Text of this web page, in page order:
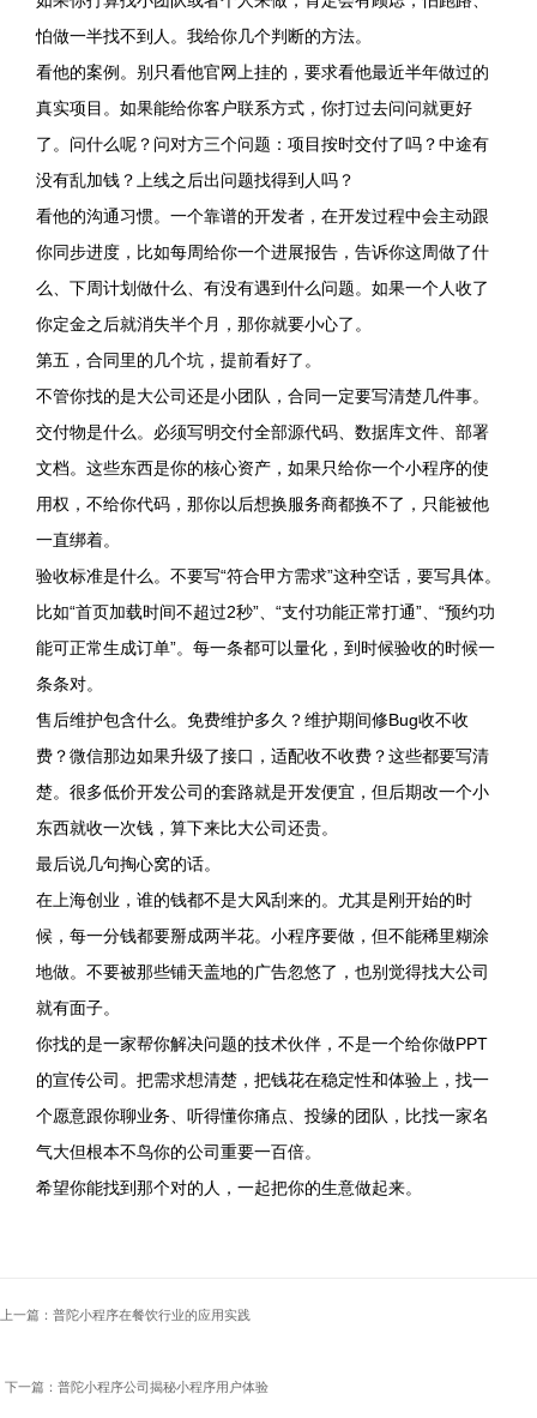
怕做一半找不到人。我给你几个判断的方法。
看他的案例。别只看他官网上挂的，要求看他最近半年做过的
真实项目。如果能给你客户联系方式，你打过去问问就更好
了。问什么呢？问对方三个问题：项目按时交付了吗？中途有
没有乱加钱？上线之后出问题找得到人吗？
看他的沟通习惯。一个靠谱的开发者，在开发过程中会主动跟
你同步进度，比如每周给你一个进展报告，告诉你这周做了什
么、下周计划做什么、有没有遇到什么问题。如果一个人收了
你定金之后就消失半个月，那你就要小心了。
第五，合同里的几个坑，提前看好了。
不管你找的是大公司还是小团队，合同一定要写清楚几件事。
交付物是什么。必须写明交付全部源代码、数据库文件、部署
文档。这些东西是你的核心资产，如果只给你一个小程序的使
用权，不给你代码，那你以后想换服务商都换不了，只能被他
一直绑着。
验收标准是什么。不要写“符合甲方需求”这种空话，要写具体。
比如“首页加载时间不超过2秒”、“支付功能正常打通”、“预约功
能可正常生成订单”。每一条都可以量化，到时候验收的时候一
条条对。
售后维护包含什么。免费维护多久？维护期间修Bug收不收
费？微信那边如果升级了接口，适配收不收费？这些都要写清
楚。很多低价开发公司的套路就是开发便宜，但后期改一个小
东西就收一次钱，算下来比大公司还贵。
最后说几句掏心窝的话。
在上海创业，谁的钱都不是大风刮来的。尤其是刚开始的时
候，每一分钱都要掰成两半花。小程序要做，但不能稀里糊涂
地做。不要被那些铺天盖地的广告忽悠了，也别觉得找大公司
就有面子。
你找的是一家帮你解决问题的技术伙伴，不是一个给你做PPT
的宣传公司。把需求想清楚，把钱花在稳定性和体验上，找一
个愿意跟你聊业务、听得懂你痛点、投缘的团队，比找一家名
气大但根本不鸟你的公司重要一百倍。
希望你能找到那个对的人，一起把你的生意做起来。
上一篇：普陀小程序在餐饮行业的应用实践
下一篇：普陀小程序公司揭秘小程序用户体验